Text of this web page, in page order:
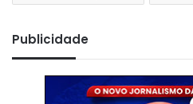
Publicidade